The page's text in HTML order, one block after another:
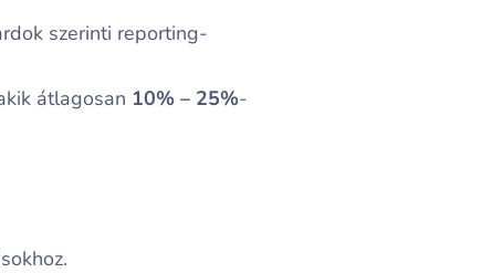
szerinti reporting-
átlagosan 10% – 25%-